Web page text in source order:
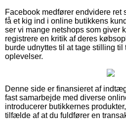
Facebook medfører endvidere ret
få et kig ind i online butikkens
ser vi mange netshops som giver
registrere en kritik af deres
burde udnyttes til at tage stilling
oplevelser.
Denne side er finansieret af
fast samarbejde med diverse
introducerer butikkernes
tilfælde af at du fuldfører en